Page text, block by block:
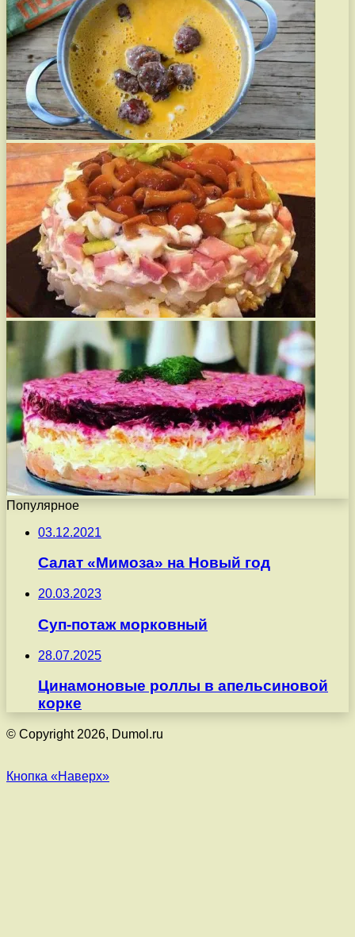
Популярное
03.12.2021
Салат «Мимоза» на Новый год
20.03.2023
Суп-потаж морковный
28.07.2025
Цинамоновые роллы в апельсиновой
корке
© Copyright 2026, Dumol.ru
Кнопка «Наверх»